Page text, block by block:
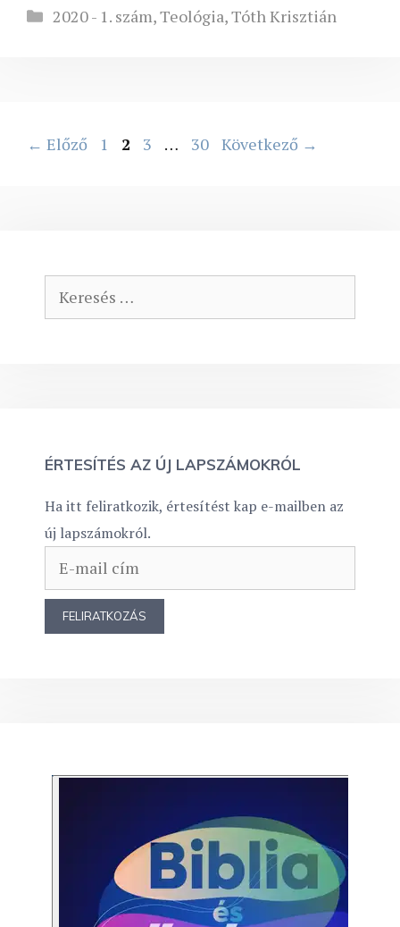
Kategória
2020 - 1. szám,Teológia,Tóth Krisztián
← Előző Oldal
1 Oldal
2 Oldal
3 … Oldal
30 Következő →
Keresés:
ÉRTESÍTÉS AZ ÚJ LAPSZÁMOKRÓL
Ha itt feliratkozik, értesítést kap e-mailben az
új lapszámokról.